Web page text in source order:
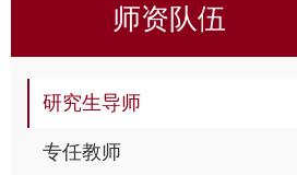
师资队伍
研究生导师
专任教师